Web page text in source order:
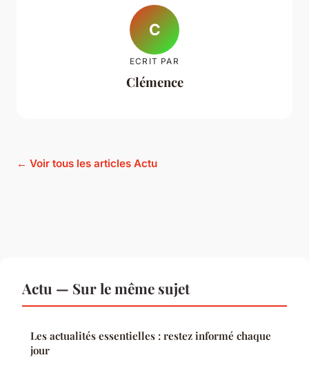
C
ECRIT PAR
Clémence
← Voir tous les articles Actu
Actu — Sur le même sujet
Les actualités essentielles : restez informé chaque
jour